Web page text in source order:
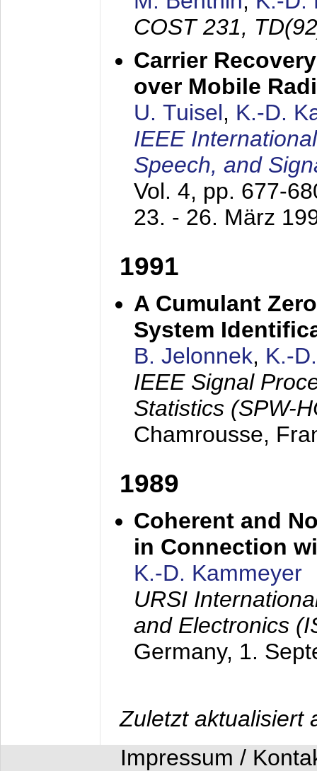
COST 231,
Carrier
over Mobile
U. Tuisel, K.-D.
IEEE
Speech, and
Vol. 4, pp. 677-
23. - 26. März
1991
A Cumulant
System
B. Jelonnek, K.-
IEEE Signal
Statistics (SPW-
Chamrousse,
1989
Coherent and
in Connection
K.-D. Kammeyer
URSI
and Electronics
Germany, 1.
Zuletzt aktualisiert
Impressum /